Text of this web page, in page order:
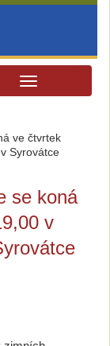
ve čtvrtek
Syrovátce
se koná
v